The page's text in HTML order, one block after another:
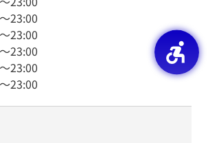
～23:00
～23:00
～23:00
～23:00
～23:00